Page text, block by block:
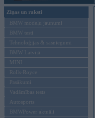
Ziņas un raksti
BMW modeļu jaunumi
BMW testi
Tehnoloģijas & sasniegumi
BMW Latvijā
MINI
Rolls-Royce
Pasākumi
Vadāmības tests
Autosports
BMWPower aktuāli